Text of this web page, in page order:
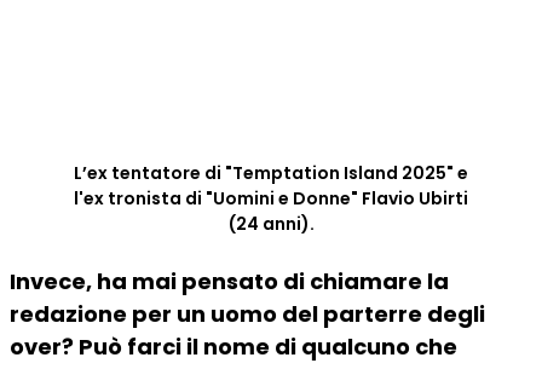
L’ex tentatore di "Temptation Island 2025" e
l'ex tronista di "Uomini e Donne" Flavio Ubirti
(24 anni).
Invece, ha mai pensato di chiamare la
redazione per un uomo del parterre degli
over? Può farci il nome di qualcuno che